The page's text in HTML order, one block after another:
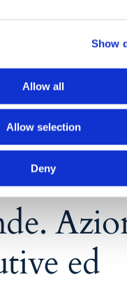
Show
Allow all
Allow selection
Deny
19:
in
e
alle
ed